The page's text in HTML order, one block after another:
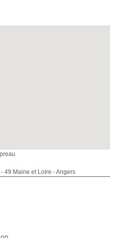
49 Maine et Loire - Angers